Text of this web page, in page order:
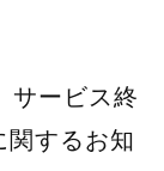
サービス終
関するお知